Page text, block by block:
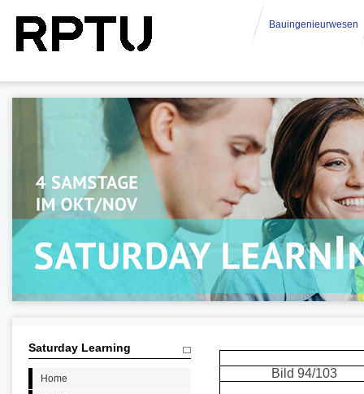
Bauingenieurwesen
Saturday Learning
Home
Bild 94/103